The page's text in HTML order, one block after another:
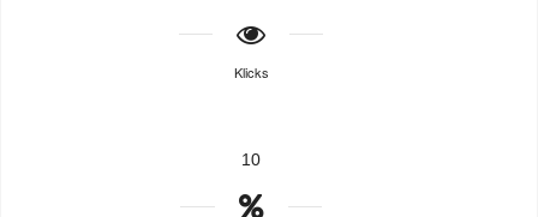
Klicks
10